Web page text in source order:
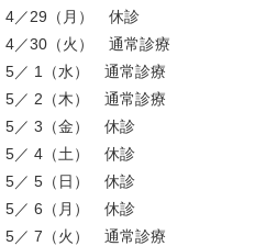
4／29（月） 休診
4／30（火） 通常診療
5／ 1（水） 通常診療
5／ 2（木） 通常診療
5／ 3（金） 休診
5／ 4（土） 休診
5／ 5（日） 休診
5／ 6（月） 休診
5／ 7（火） 通常診療